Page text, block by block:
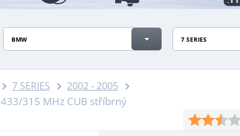
BMW 7 SERIES
7 SERIES 2002 - 2005
433/315 MHz CUB stříbrný